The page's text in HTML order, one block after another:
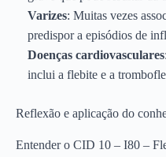
Varizes: Muitas vezes
predispor a episódios de
Doenças cardiovasculares
inclui a flebite e a
Reflexão e aplicação do
Entender o CID 10 – I80 –